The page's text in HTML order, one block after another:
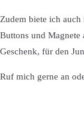
Zudem biete ich
Buttons und
Geschenk, für den
Ruf mich gerne an